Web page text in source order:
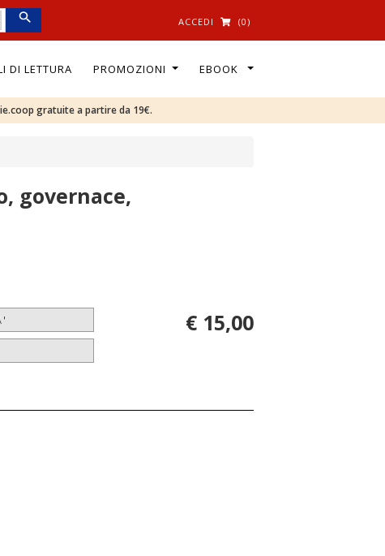
ACCEDI (0)
DI LETTURA PROMOZIONI EBOOK
gratuite a partire da 19€.
governace,
€ 15,00